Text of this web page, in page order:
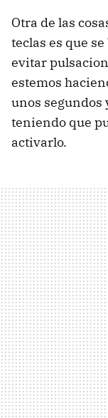
Otra de las
teclas es que
evitar
estemos
unos segundos
teniendo que
activarlo.